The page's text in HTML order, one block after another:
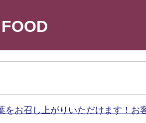
をお召し上がりいただけます！